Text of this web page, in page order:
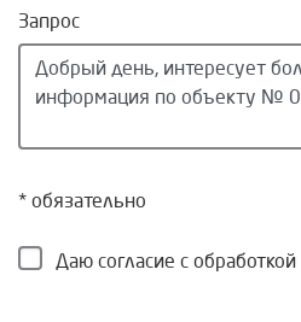
Запрос
* обязательно
Даю согласие с обработкой